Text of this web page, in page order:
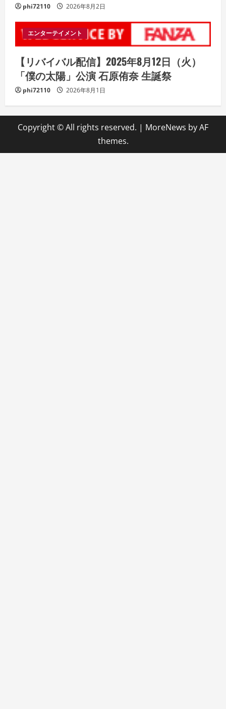
phi72110 2026年8月2日
エンターテイメント
【リバイバル配信】2025年8月12日（火）
「僕の太陽」公演 石原侑奈 生誕祭
phi72110 2026年8月1日
Copyright © All rights reserved. | MoreNews by AF
themes.